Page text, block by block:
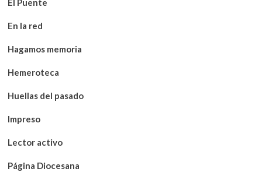
El Puente
En la red
Hagamos memoria
Hemeroteca
Huellas del pasado
Impreso
Lector activo
Página Diocesana